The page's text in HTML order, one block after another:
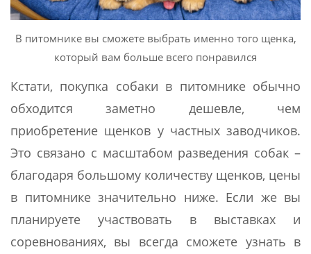
В питомнике вы сможете выбрать именно того щенка,
который вам больше всего понравился
Кстати, покупка собаки в питомнике обычно
обходится заметно дешевле, чем
приобретение щенков у частных заводчиков.
Это связано с масштабом разведения собак –
благодаря большому количеству щенков, цены
в питомнике значительно ниже. Если же вы
планируете участвовать в выставках и
соревнованиях, вы всегда сможете узнать в